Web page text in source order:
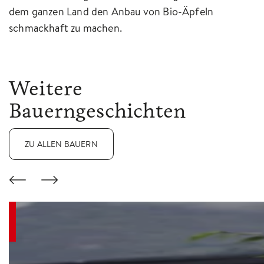
dem ganzen Land den Anbau von Bio-Äpfeln
schmackhaft zu machen.
Weitere
Bauerngeschichten
ZU ALLEN BAUERN